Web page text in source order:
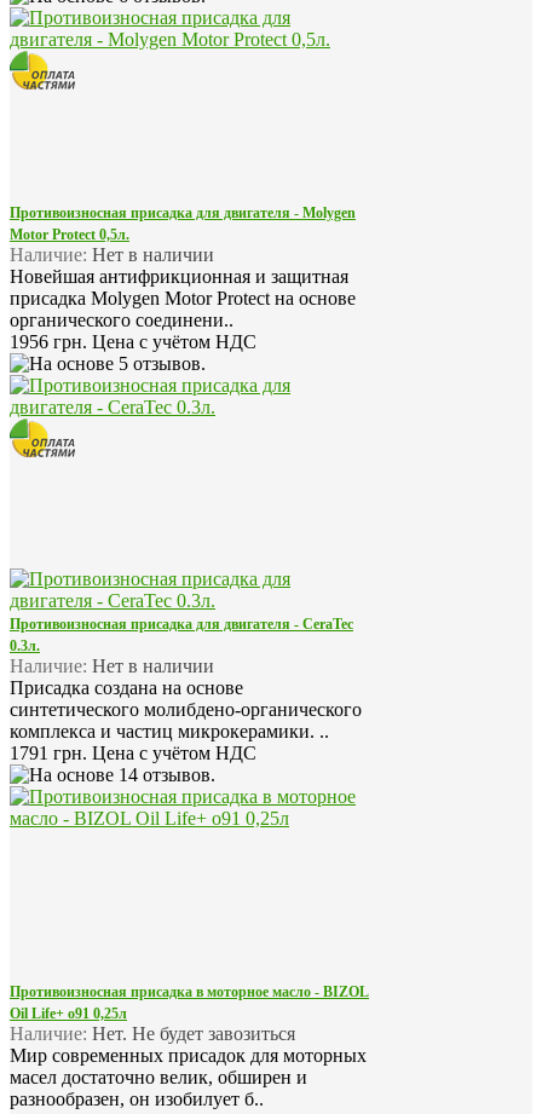
Противоизносная присадка для двигателя - Molygen
Motor Protect 0,5л.
Наличие: Нет в наличии
Новейшая антифрикционная и защитная
присадка Molygen Motor Protect на основе
органического соединени..
1956 грн. Цена с учётом НДС
Противоизносная присадка для двигателя - CeraTec
0.3л.
Наличие: Нет в наличии
Присадка создана на основе
синтетического молибдено-органического
комплекса и частиц микрокерамики. ..
1791 грн. Цена с учётом НДС
Противоизносная присадка в моторное масло - BIZOL
Oil Life+ o91 0,25л
Наличие: Нет. Не будет завозиться
Мир современных присадок для моторных
масел достаточно велик, обширен и
разнообразен, он изобилует б..